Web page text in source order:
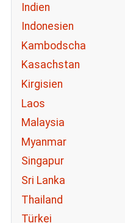
Indien
Indonesien
Kambodscha
Kasachstan
Kirgisien
Laos
Malaysia
Myanmar
Singapur
Sri Lanka
Thailand
Türkei